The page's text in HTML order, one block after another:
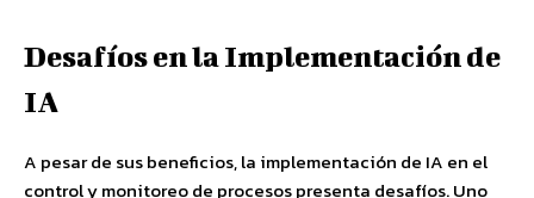
Desafíos en la Implementación de
IA
A pesar de sus beneficios, la implementación de IA en el
control y monitoreo de procesos presenta desafíos. Uno